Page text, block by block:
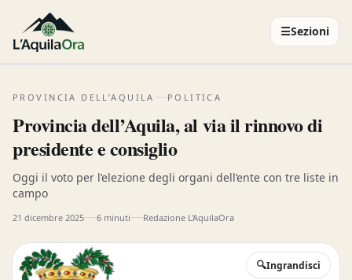
☰Sezioni
PROVINCIA DELL’AQUILA POLITICA
Provincia dell’Aquila, al via il rinnovo di
presidente e consiglio
Oggi il voto per l’elezione degli organi dell’ente con tre liste in
campo
21 dicembre 2025 6 minuti Redazione L'AquilaOra
🔍Ingrandisci